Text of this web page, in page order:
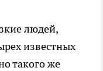
людей,
известных
такого же